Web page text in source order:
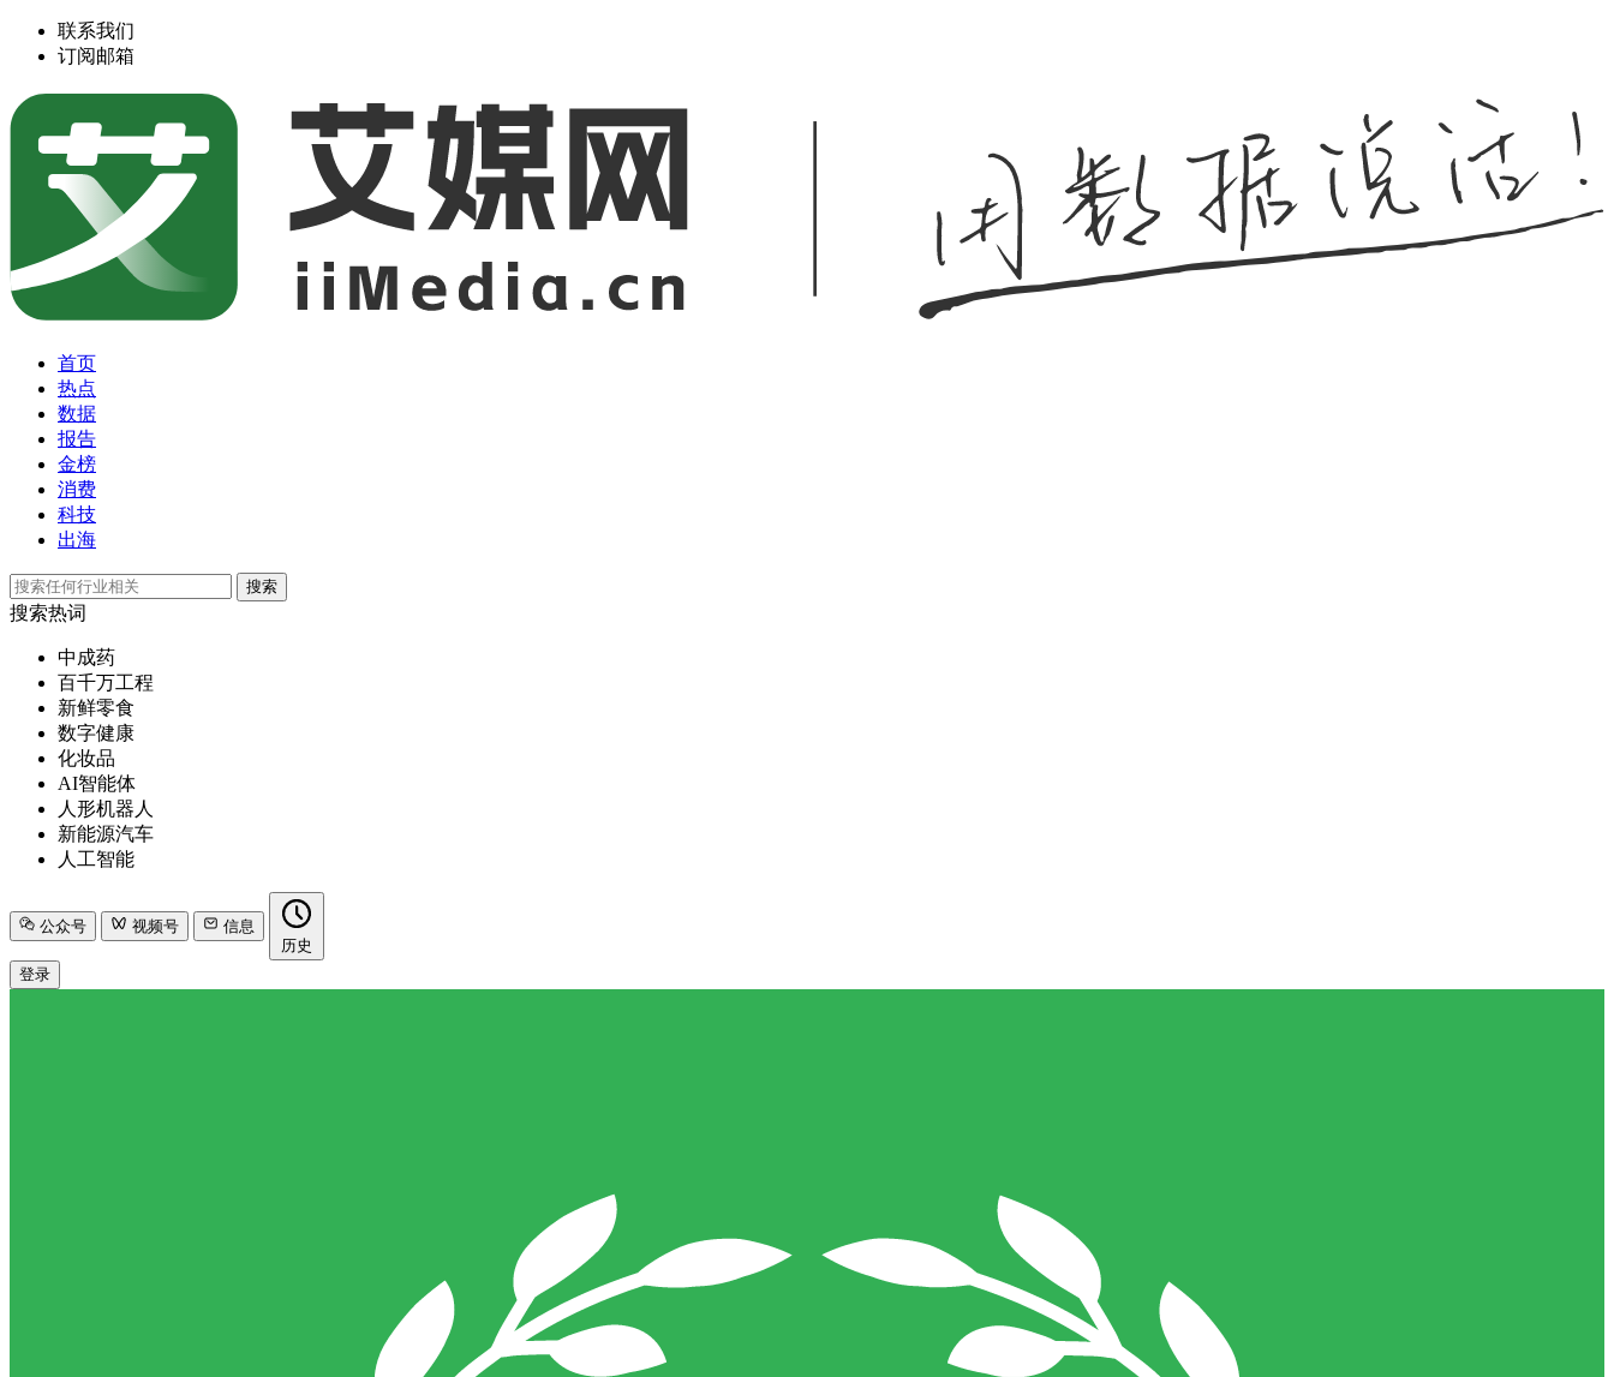
联系我们
订阅邮箱
首页
热点
数据
报告
金榜
消费
科技
出海
搜索
搜索热词
中成药
百千万工程
新鲜零食
数字健康
化妆品
AI智能体
人形机器人
新能源汽车
人工智能
公众号 视频号
信息
历史
登录